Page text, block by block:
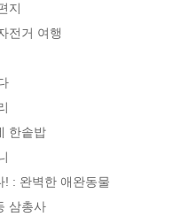
지
전거 여행
한솥밥
! : 완벽한 애완동물
삼총사